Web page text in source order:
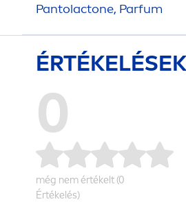
Pantolactone, Parfum
0
még nem értékelt (0
Értékelés)